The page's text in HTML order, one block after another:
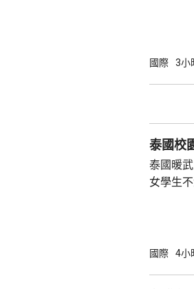
國際 3小
泰國校
泰國暖
女學生
手的犯
國際 4小